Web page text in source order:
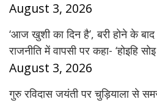
August 3, 2026
‘आज खुशी का दिन है’, बरी होने के
राजनीति में वापसी पर कहा- ‘होइहि
August 3, 2026
गुरु रविदास जयंती पर चुड़ियाला से